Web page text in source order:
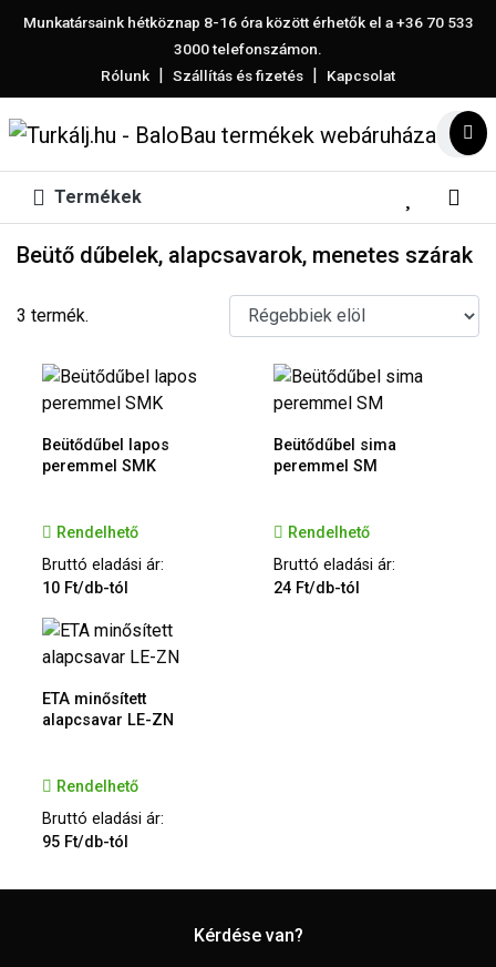
Munkatársaink hétköznap 8-16 óra között érhetők el a+36 70 533
3000telefonszámon.
Rólunk | Szállítás és fizetés | Kapcsolat
Termékek
Beütő dűbelek, alapcsavarok, menetes szárak
3 termék.
Beütődűbel lapos
peremmel SMK
Rendelhető
Bruttó eladási ár:
10 Ft/db-tól
Beütődűbel sima
peremmel SM
Rendelhető
Bruttó eladási ár:
24 Ft/db-tól
ETA minősített
alapcsavar LE-ZN
Rendelhető
Bruttó eladási ár:
95 Ft/db-tól
Kérdése van?